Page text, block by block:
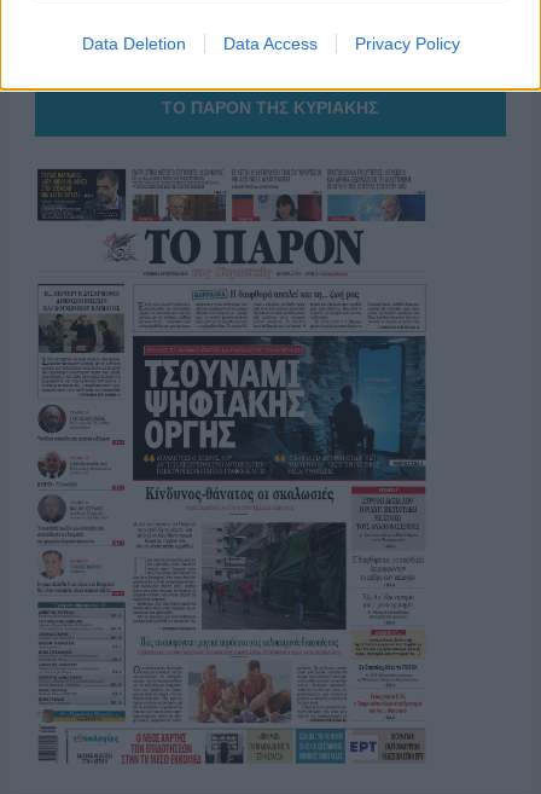
Data Deletion Data Access Privacy Policy
ΤΟ ΠΑΡΟΝ ΤΗΣ ΚΥΡΙΑΚΗΣ